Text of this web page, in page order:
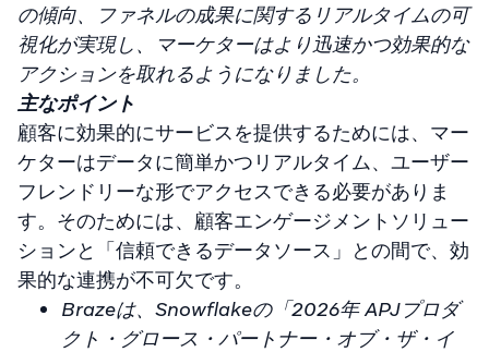
の傾向、ファネルの成果に関するリアルタイムの可
視化が実現し、マーケターはより迅速かつ効果的な
アクションを取れるようになりました。
主なポイント
顧客に効果的にサービスを提供するためには、マー
ケターはデータに簡単かつリアルタイム、ユーザー
フレンドリーな形でアクセスできる必要がありま
す。そのためには、顧客エンゲージメントソリュー
ションと「信頼できるデータソース」との間で、効
果的な連携が不可欠です。
Brazeは、Snowflakeの「2026年 APJプロダ
クト・グロース・パートナー・オブ・ザ・イ